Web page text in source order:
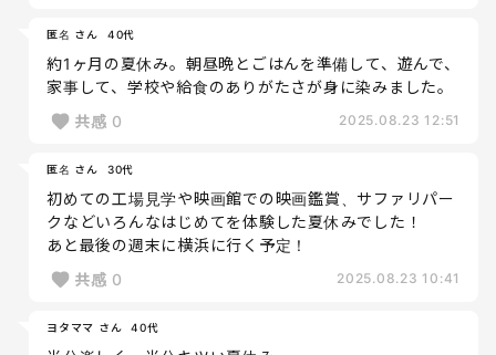
匿名 さん 40代
約1ヶ月の夏休み。朝昼晩とごはんを準備して、遊んで、
家事して、学校や給食のありがたさが身に染みました。
共感 0 2025.08.23 12:51
匿名 さん 30代
初めての工場見学や映画館での映画鑑賞、サファリパー
クなどいろんなはじめてを体験した夏休みでした！
あと最後の週末に横浜に行く予定！
共感 0 2025.08.23 10:41
ヨタママ さん 40代